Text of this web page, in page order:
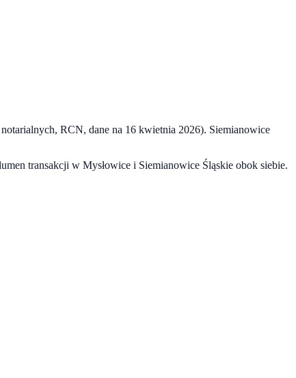
RCN, dane na 16 kwietnia 2026). Siemianowice
transakcji w Mysłowice i Siemianowice Śląskie obok siebie.